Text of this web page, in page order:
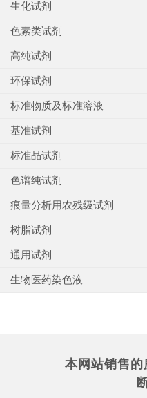
生化试剂
色素类试剂
高纯试剂
环保试剂
标准物质及标准溶液
基准试剂
标准品试剂
色谱纯试剂
痕量分析用农残级试剂
树脂试剂
通用试剂
生物医药染色液
本网站销售